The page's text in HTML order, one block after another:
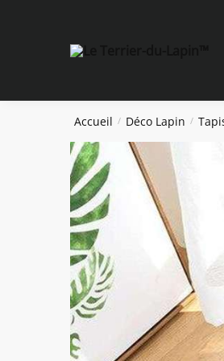
Accueil / Déco Lapin /